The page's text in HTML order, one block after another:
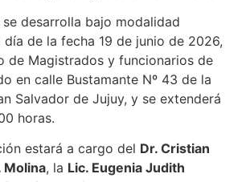
desarrolla bajo modalidad
día de la fecha 19 de junio de 2026,
de Magistrados y funcionarios de
en calle Bustamante Nº 43 de la
Salvador de Jujuy, y se extenderá
horas.
estará a cargo del Dr. Cristian
Molina, la Lic. Eugenia Judith